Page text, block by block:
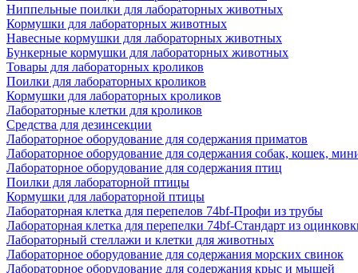
Ниппельные поилки для лабораторных животных
Кормушки для лабораторных животных
Навесные кормушки для лабораторных животных
Бункерные кормушки для лабораторных животных
Товары для лабораторных кроликов
Поилки для лабораторных кроликов
Кормушки для лабораторных кроликов
Лабораторные клетки для кроликов
Средства для дезинсекции
Лабораторное оборудование для содержания приматов
Лабораторное оборудование для содержания собак, кошек,
Лабораторное оборудование для содержания птиц
Поилки для лабораторной птицы
Кормушки для лабораторной птицы
Лабораторная клетка для перепелов 74bf-Профи из трубы
Лабораторная клетка для перепелки 74bf-Стандарт из
Лабораторный стеллажи и клетки для животных
Лабораторное оборудование для содержания морских свинок
Лабораторное оборудование для содержания крыс и мышей